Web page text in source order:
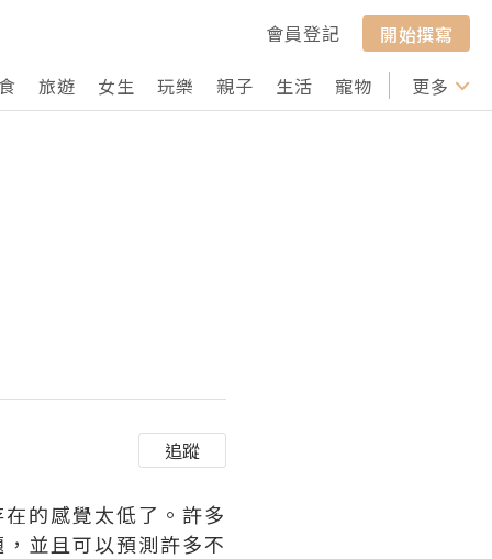
會員登記
開始撰寫
旅遊 女生 玩樂 親子 生活 寵物 行山 打卡
更多
追蹤
的感覺太低了。許多
並且可以預測許多不